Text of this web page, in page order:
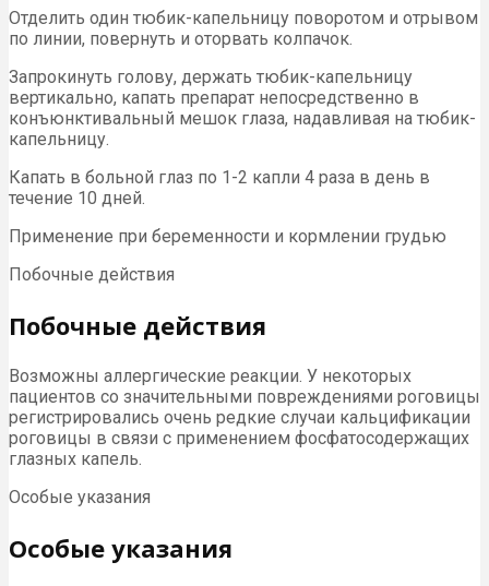
Отделить один тюбик-капельницу поворотом и отрывом
по линии, повернуть и оторвать колпачок.
Запрокинуть голову, держать тюбик-капельницу
вертикально, капать препарат непосредственно в
конъюнктивальный мешок глаза, надавливая на тюбик-
капельницу.
Капать в больной глаз по 1-2 капли 4 раза в день в
течение 10 дней.
Применение при беременности и кормлении грудью
Побочные действия
Побочные действия
Возможны аллергические реакции. У некоторых
пациентов со значительными повреждениями роговицы
регистрировались очень редкие случаи кальцификации
роговицы в связи с применением фосфатосодержащих
глазных капель.
Особые указания
Особые указания